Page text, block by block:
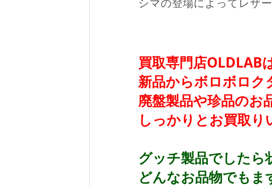
買取専門店OLDLAB
新品からボロボロク
廃盤製品や珍品のお
しっかりとお買取り
グッチ製品でしたら
どんなお品物でも